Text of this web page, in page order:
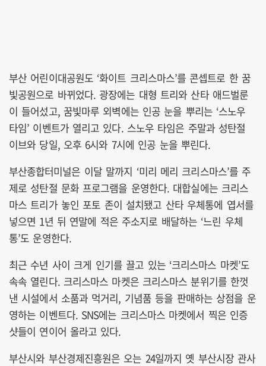
부산 어린이대공원도 ‘화이트 크리스마스’를 콘셉트로 한 꿈
빛공원으로 바뀌었다. 광장에는 대형 트리와 산타 애드벌룬
이 들어섰고, 꿈빛마루 외벽에는 인공 눈을 뿌리는 ‘스노우
타임’ 이벤트가 열리고 있다. 스노우 타임은 주말과 성탄절
이브와 당일, 오후 6시와 7시에 인공 눈을 뿌린다.
부산종합터미널은 이달 말까지 ‘미리 메리 크리스마스’를 주
제로 성탄절 문화 프로그램을 운영한다. 대합실에는 크리스
마스 트리가 놓인 포토 존이 설치됐고 산타 우체통에 엽서를
넣으면 1년 뒤 연말에 적은 주소지로 배달하는 ‘느린 우체
통’도 운영한다.
최근 수년 사이 크게 인기를 끌고 있는 ‘크리스마스 마켓’도
속속 열린다. 크리스마스 마켓은 크리스마스 분위기를 한껏
낸 시설에서 소품과 먹거리, 기념품 등을 판매하는 상점을 운
영하는 이벤트다. SNS에는 크리스마스 마켓에서 찍은 인증
샷들이 연이어 올라고 있다.
부산시와 부산경제진흥원은 오는 24일까지 옛 부산시장 관사